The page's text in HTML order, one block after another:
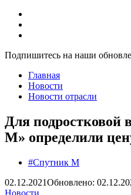
Подпишитесь на наши
Главная
Новости
Новости отрасли
Для
М» определили
#Спутник М
02.12.2021Обновлено:
Новости